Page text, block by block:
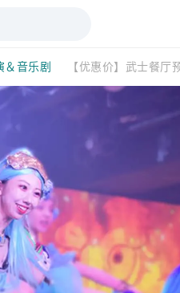
＆音乐剧 【优惠价】武士餐厅